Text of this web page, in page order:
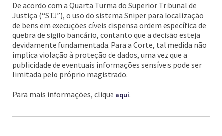
De acordo com a Quarta Turma do Superior Tribunal de
Justiça (“STJ”), o uso do sistema Sniper para localização
de bens em execuções cíveis dispensa ordem específica de
quebra de sigilo bancário, contanto que a decisão esteja
devidamente fundamentada. Para a Corte, tal medida não
implica violação à proteção de dados, uma vez que a
publicidade de eventuais informações sensíveis pode ser
limitada pelo próprio magistrado.
Para mais informações, clique aqui.